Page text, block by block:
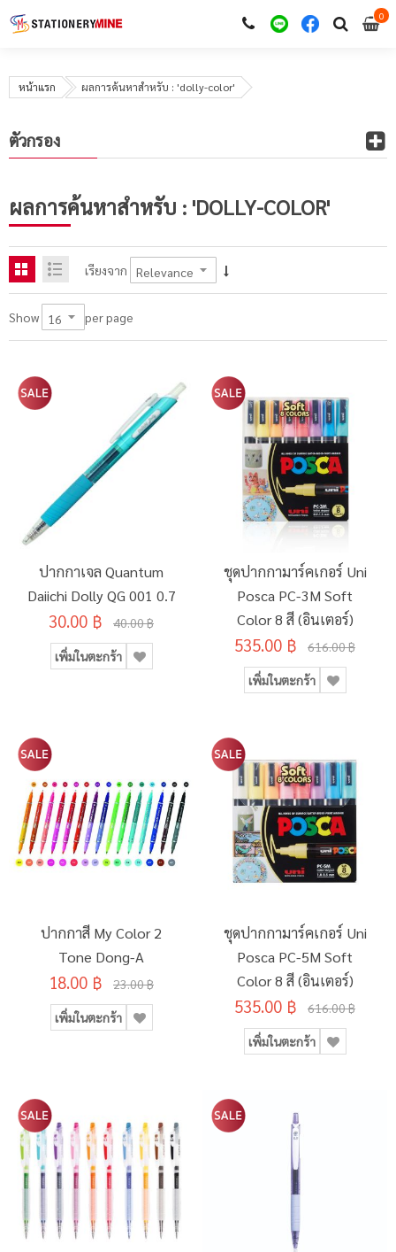
00
หน้าแรก ผลการค้นหาสำหรับ : 'dolly-color'
ผลการค้นหาสำหรับ : 'DOLLY-COLOR'
เรียงจาก
Show per page
ปากกาเจล Quantum
Daiichi Dolly QG 001 0.7
30.00 ฿ 40.00 ฿
เพิ่มในตะกร้า
ชุดปากกามาร์คเกอร์ Uni
Posca PC-3M Soft
Color 8 สี (อินเตอร์)
535.00 ฿ 616.00 ฿
เพิ่มในตะกร้า
ปากกาสี My Color 2
Tone Dong-A
18.00 ฿ 23.00 ฿
เพิ่มในตะกร้า
ชุดปากกามาร์คเกอร์ Uni
Posca PC-5M Soft
Color 8 สี (อินเตอร์)
535.00 ฿ 616.00 ฿
เพิ่มในตะกร้า
ตัวกรอง